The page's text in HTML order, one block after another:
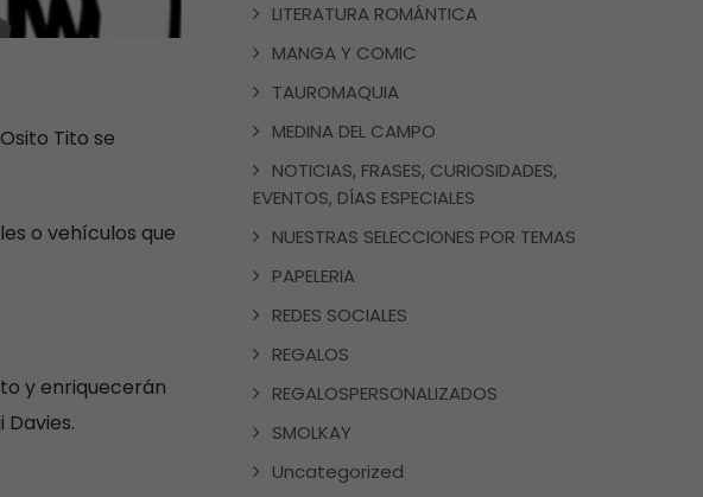
Tito se
o vehículos que
y enriquecerán
LITERATURA ROMÁNTICA
MANGA Y COMIC
TAUROMAQUIA
MEDINA DEL CAMPO
NOTICIAS, FRASES, CURIOSIDADES,
EVENTOS, DÍAS ESPECIALES
NUESTRAS SELECCIONES POR TEMAS
PAPELERIA
REDES SOCIALES
REGALOS
REGALOSPERSONALIZADOS
SMOLKAY
Uncategorized